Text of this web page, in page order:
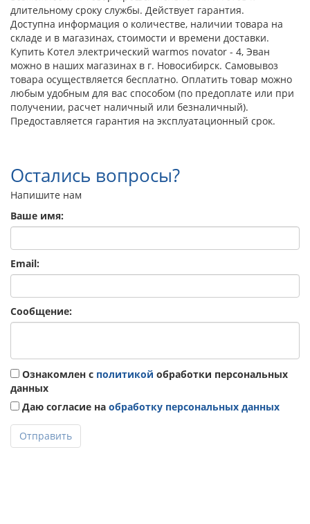
длительному сроку службы. Действует гарантия.
Доступна информация о количестве, наличии товара на
складе и в магазинах, стоимости и времени доставки.
Купить Котел электрический warmos novator - 4, Эван
можно в наших магазинах в г. Новосибирск. Самовывоз
товара осуществляется бесплатно. Оплатить товар можно
любым удобным для вас способом (по предоплате или при
получении, расчет наличный или безналичный).
Предоставляется гарантия на эксплуатационный срок.
Остались вопросы?
Напишите нам
Ваше имя:
Email:
Сообщение:
Ознакомлен с политикой обработки персональных
данных
Даю согласие на обработку персональных данных
Отправить